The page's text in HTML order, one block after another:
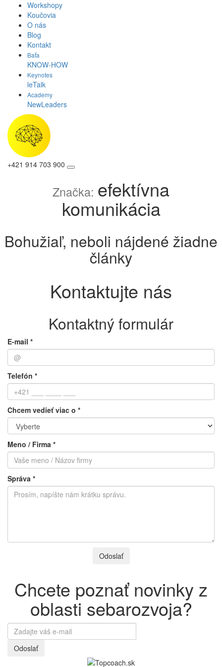
Workshopy
Koučovia
O nás
Blog
Kontakt
Baťa
KNOW-HOW
Keynotes
leTalk
Academy
NewLeaders
+421 914 703 900
Značka: efektívna
komunikácia
Bohužiaľ, neboli nájdené žiadne
články
Kontaktujte nás
Kontaktný formulár
E-mail *
Telefón *
Chcem vedieť viac o *
Meno / Firma *
Správa *
Odoslať
Chcete poznať novinky z
oblasti sebarozvoja?
Odoslať